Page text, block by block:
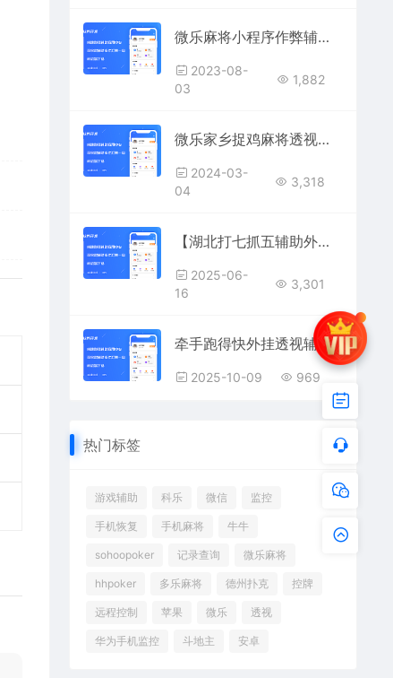
微乐麻将小程序作弊辅助器(微信微乐麻将透视开挂)
2023-08-
03
1,882
微乐家乡捉鸡麻将透视作弊辅助器(微乐麻将外挂)
2024-03-
04
3,318
【湖北打七抓五辅助外挂】全牌型透视+抓分优先提示，轻松锁定胜局！
2025-06-
16
3,301
牵手跑得快外挂透视辅助器：AI控牌透视看牌开挂软件
2025-10-09 969
热门标签
游戏辅助 科乐 微信 监控
手机恢复 手机麻将 牛牛
sohoopoker 记录查询 微乐麻将
hhpoker 多乐麻将 德州扑克 控牌
远程控制 苹果 微乐 透视
华为手机监控 斗地主 安卓